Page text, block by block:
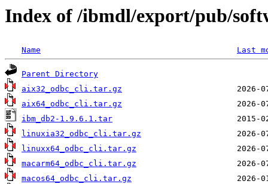
Index of /ibmdl/export/pub/
Name Last
Parent Directory
aix32_odbc_cli.tar.gz
aix64_odbc_cli.tar.gz
ibm_db2-1.9.6.1.tar
linuxia32_odbc_cli.tar.gz
linuxx64_odbc_cli.tar.gz
macarm64_odbc_cli.tar.gz
macos64_odbc_cli.tar.gz